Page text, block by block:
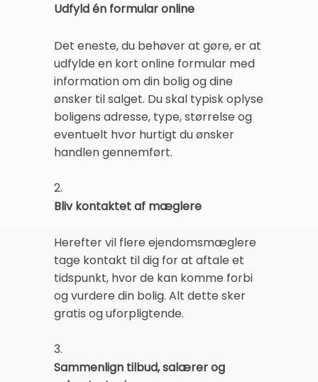
Udfyld én formular online
Det eneste, du behøver at gøre, er at
udfylde en kort online formular med
information om din bolig og dine
ønsker til salget. Du skal typisk oplyse
boligens adresse, type, størrelse og
eventuelt hvor hurtigt du ønsker
handlen gennemført.
2.
Bliv kontaktet af mæglere
Herefter vil flere ejendomsmæglere
tage kontakt til dig for at aftale et
tidspunkt, hvor de kan komme forbi
og vurdere din bolig. Alt dette sker
gratis og uforpligtende.
3.
Sammenlign tilbud, salærer og